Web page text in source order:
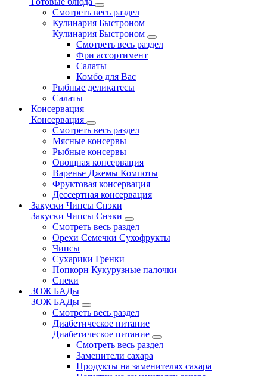
Смотреть весь раздел
Кулинария Быстроном
Кулинария Быстроном
Смотреть весь раздел
Фри ассортимент
Салаты
Комбо для Вас
Рыбные деликатесы
Салаты
Консервация
Консервация
Смотреть весь раздел
Мясные консервы
Рыбные консервы
Овощная консервация
Варенье Джемы Компоты
Фруктовая консервация
Дессертная консервация
Закуски Чипсы Снэки
Закуски Чипсы Снэки
Смотреть весь раздел
Орехи Семечки Сухофрукты
Чипсы
Сухарики Гренки
Попкорн Кукурузные палочки
Снеки
ЗОЖ БАДы
ЗОЖ БАДы
Смотреть весь раздел
Диабетическое питание
Диабетическое питание
Смотреть весь раздел
Заменители сахара
Продукты на заменителях сахара